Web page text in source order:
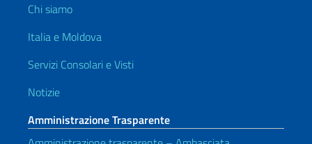
Chi siamo
Italia e Moldova
Servizi Consolari e Visti
Notizie
Amministrazione Trasparente